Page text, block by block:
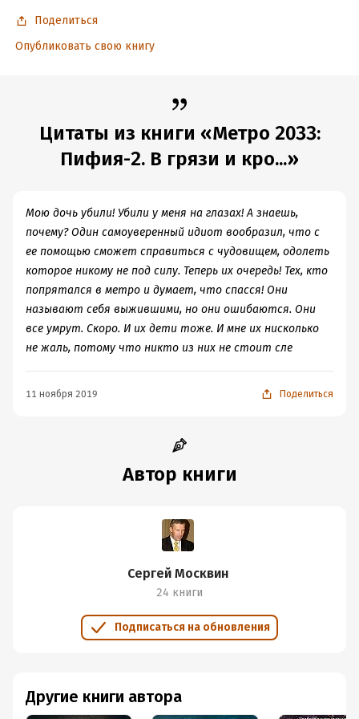
Подробная информация
Дата поступления:25 апреля 2022
ISBN (EAN): 9785170885374
Время на чтение:
Поделиться
Опубликовать свою книгу
Цитаты из книги «Метро 2033:
Пифия-2. В грязи и кро...»
Мою дочь убили! Убили у меня на глазах! А знаешь,
почему? Один самоуверенный идиот вообразил, что с
ее помощью сможет справиться с чудовищем, одолеть
которое никому не под силу. Теперь их очередь! Тех, кто
попрятался в метро и думает, что спасся! Они
называют себя выжившими, но они ошибаются. Они
все умрут. Скоро. И их дети тоже. И мне их нисколько
не жаль, потому что никто из них не стоит сле
11 ноября 2019 Поделиться
Автор книги
Сергей Москвин
24 книги
Подписаться на обновления
Другие книги автора